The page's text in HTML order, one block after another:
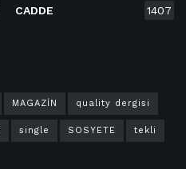
CADDE 1407
MAGAZİN quality dergisi
single SOSYETE tekli